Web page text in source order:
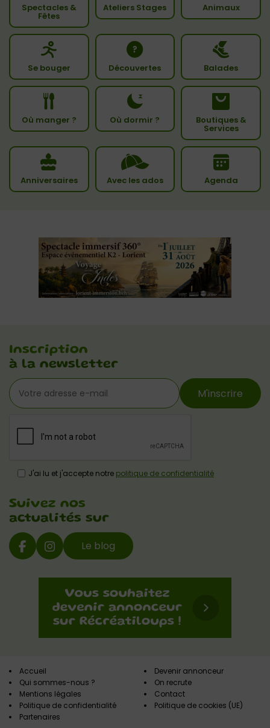
Spectacles &
Fêtes
Ateliers Stages Animaux
Se bouger Découvertes Balades
Où manger ? Où dormir ? Boutiques &
Services
Anniversaires Avec les ados Agenda
Inscription
à la newsletter
M'inscrire
J'ai lu et j'accepte notre politique de confidentialité
Suivez nos
actualités sur
Le blog
Accueil
Qui sommes-nous ?
Mentions légales
Politique de confidentialité
Partenaires
Devenir annonceur
On recrute
Contact
Politique de cookies (UE)